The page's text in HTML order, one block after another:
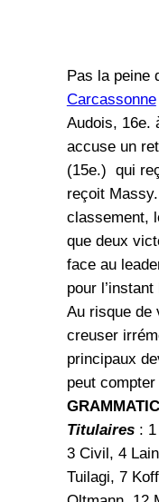
Pas la peine
Carcassonne
Audois, 16e.
accuse un
(15e.) qui
reçoit
classement,
que deux
face au
pour
Au risque de
creuser
principaux
peut
Titulaires: 1
3 Civil, 4
Tuilagi, 7